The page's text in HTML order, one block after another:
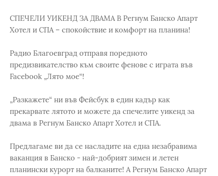
СПЕЧЕЛИ УИКЕНД ЗА ДВАМА В Регнум Банско Апарт
Хотел и СПА – спокойствие и комфорт на планина!
Радио Благоевград отправя поредното
предизвикателство към своите фенове с играта във
Facebook „Лято мое“!
„Разкажете“ ни във Фейсбук в един кадър как
прекарвате лятото и можете да спечелите уикенд за
двама в Регнум Банско Апарт Хотел и СПА.
Предлагаме ви да се насладите на една незабравима
ваканция в Банско - най-добрият зимен и летен
планински курорт на балканите! А Регнум Банско Апарт